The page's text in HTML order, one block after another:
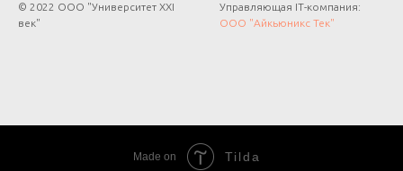
© 2022 ООО "Университет XXI
век"
Управляющая IT-компания:
ООО "Айкьюникс Тек"
Made on Tilda